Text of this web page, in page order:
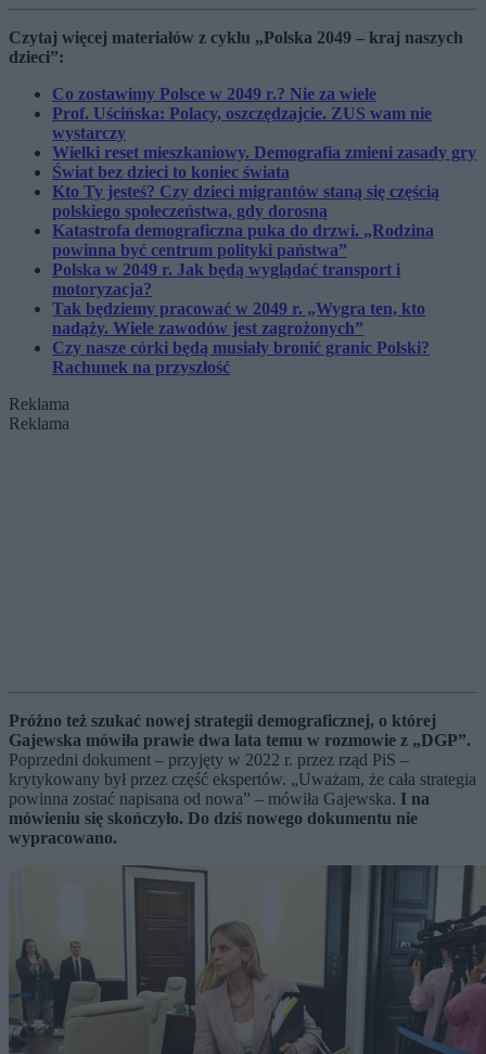
Czytaj więcej materiałów z cyklu „Polska 2049 – kraj naszych
dzieci”:
Co zostawimy Polsce w 2049 r.? Nie za wiele
Prof. Uścińska: Polacy, oszczędzajcie. ZUS wam nie
wystarczy
Wielki reset mieszkaniowy. Demografia zmieni zasady gry
Świat bez dzieci to koniec świata
Kto Ty jesteś? Czy dzieci migrantów staną się częścią
polskiego społeczeństwa, gdy dorosną
Katastrofa demograficzna puka do drzwi. „Rodzina
powinna być centrum polityki państwa”
Polska w 2049 r. Jak będą wyglądać transport i
motoryzacja?
Tak będziemy pracować w 2049 r. „Wygra ten, kto
nadąży. Wiele zawodów jest zagrożonych”
Czy nasze córki będą musiały bronić granic Polski?
Rachunek na przyszłość
Reklama
Reklama
Próżno też szukać nowej strategii demograficznej, o której
Gajewska mówiła prawie dwa lata temu w rozmowie z „DGP”.
Poprzedni dokument – przyjęty w 2022 r. przez rząd PiS –
krytykowany był przez część ekspertów. „Uważam, że cała strategia
powinna zostać napisana od nowa” – mówiła Gajewska. I na
mówieniu się skończyło. Do dziś nowego dokumentu nie
wypracowano.